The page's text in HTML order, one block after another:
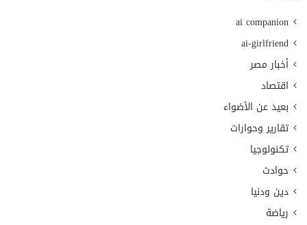
ai companion
ai-girlfriend
أخبار مصر
اقتصاد
بعيد عن الأضواء
تقارير وحوارات
تكنولوجيا
حوادث
دين ودنيا
رياضة